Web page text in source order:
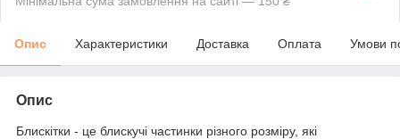
Опис Характеристики Доставка Оплата Умови
Опис
Блискітки - це блискучі частинки різного розміру, які